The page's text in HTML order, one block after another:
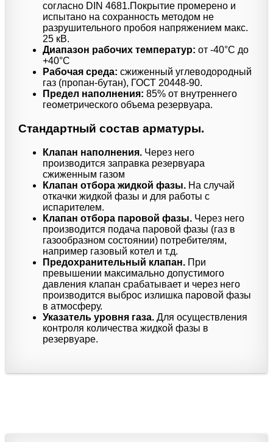
согласно DIN 4681.Покрытие промерено и
испытано на сохранность методом не
разрушительного пробоя напряжением макс.
25 кВ.
Диапазон рабочих температур: от -40°C до
+40°C
Рабочая среда: сжиженный углеводородный
газ (пропан-бутан), ГОСТ 20448-90.
Предел наполнения: 85% от внутреннего
геометрического объема резервуара.
Стандартный состав арматуры.
Клапан наполнения. Через него
производится заправка резервуара
сжиженным газом
Клапан отбора жидкой фазы. На случай
откачки жидкой фазы и для работы с
испарителем.
Клапан отбора паровой фазы. Через него
производится подача паровой фазы (газ в
газообразном состоянии) потребителям,
например газовый котел и т.д.
Предохранительный клапан. При
превышении максимально допустимого
давления клапан срабатывает и через него
производится выброс излишка паровой фазы
в атмосферу.
Указатель уровня газа. Для осуществления
контроля количества жидкой фазы в
резервуаре.